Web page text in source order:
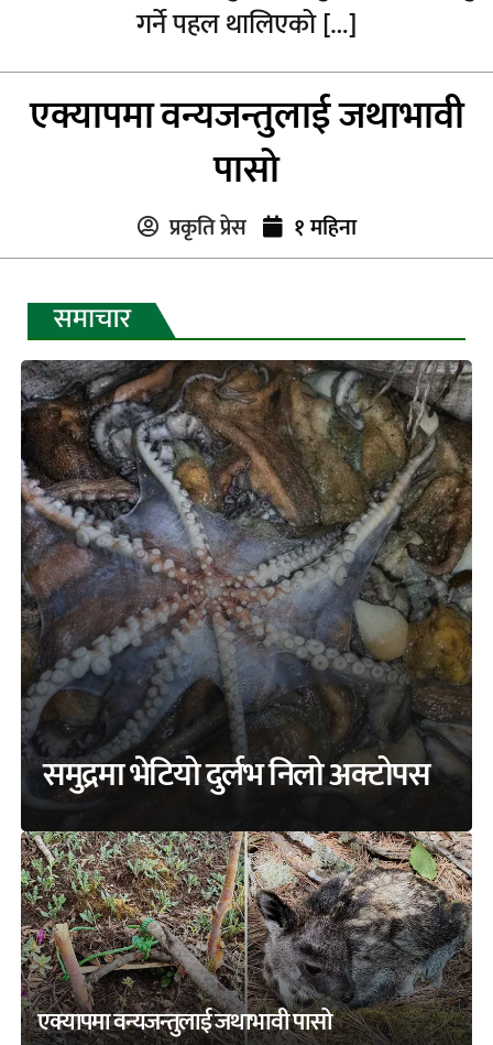
गर्ने पहल थालिएको […]
एक्यापमा वन्यजन्तुलाई जथाभावी
पासो
प्रकृति प्रेस १ महिना
समुद्रमा भेटियो दुर्लभ निलो अक्टोपस
एक्यापमा वन्यजन्तुलाई जथाभावी पासो